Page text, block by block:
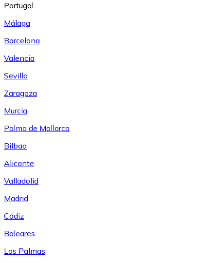
Portugal
Málaga
Barcelona
Valencia
Sevilla
Zaragoza
Murcia
Palma de Mallorca
Bilbao
Alicante
Valladolid
Madrid
Cádiz
Baleares
Las Palmas